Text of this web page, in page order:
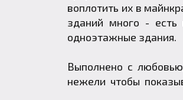
воплотить их в
зданий много - есть
одноэтажные здания.
Выполнено с
нежели чтобы